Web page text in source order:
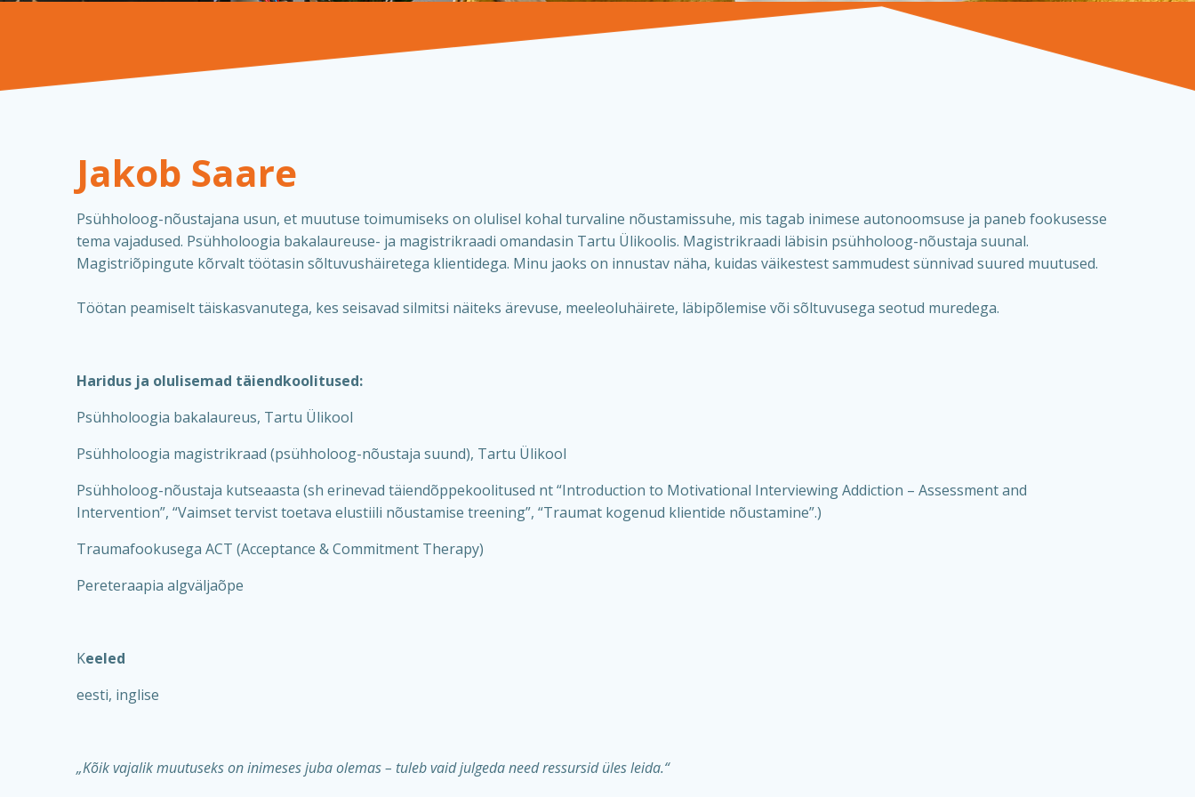
Jakob Saare
Psühholoog-nõustajana usun, et muutuse toimumiseks on olulisel kohal turvaline nõustamissuhe, mis tagab inimese autonoomsuse ja paneb fookusesse
tema vajadused. Psühholoogia bakalaureuse- ja magistrikraadi omandasin Tartu Ülikoolis. Magistrikraadi läbisin psühholoog-nõustaja suunal.
Magistriõpingute kõrvalt töötasin sõltuvushäiretega klientidega. Minu jaoks on innustav näha, kuidas väikestest sammudest sünnivad suured muutused.
Töötan peamiselt täiskasvanutega, kes seisavad silmitsi näiteks ärevuse, meeleoluhäirete, läbipõlemise või sõltuvusega seotud muredega.
Haridus ja olulisemad täiendkoolitused:
Psühholoogia bakalaureus, Tartu Ülikool
Psühholoogia magistrikraad (psühholoog-nõustaja suund), Tartu Ülikool
Psühholoog-nõustaja kutseaasta (sh erinevad täiendõppekoolitused nt “Introduction to Motivational Interviewing Addiction – Assessment and
Intervention”, “Vaimset tervist toetava elustiili nõustamise treening”, “Traumat kogenud klientide nõustamine”.)
Traumafookusega ACT (Acceptance & Commitment Therapy)
Pereteraapia algväljaõpe
Keeled
eesti, inglise
„Kõik vajalik muutuseks on inimeses juba olemas – tuleb vaid julgeda need ressursid üles leida.“